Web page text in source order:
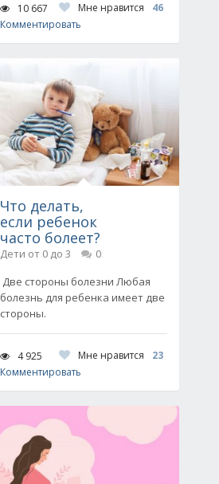
10 667 Мне нравится
46
Комментировать
Что делать,
если ребенок
часто болеет?
Дети от 0 до 3
0
Две стороны болезни Любая
болезнь для ребенка имеет две
стороны.
4 925 Мне нравится
23
Комментировать